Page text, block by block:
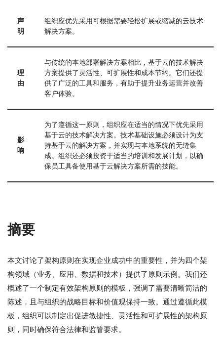
声
明
组织应优先采用可根据需要轻松扩展或缩减的云技术
解决方案。
理
由
与传统的本地部署解决方案相比，基于云的技术解决
方案提供了灵活性、可扩展性和成本节约。它们还提
供了广泛的工具和服务，有助于提升业务运营并改善
客户体验。
影
响
为了遵循这一原则，组织应在适当的情况下优先采用
基于云的技术解决方案。技术基础设施必须设计为支
持基于云的解决方案，并实现与本地系统的无缝集
成。组织还必须投资于适当的培训和发展计划，以确
保员工具备使用基于云解决方案所需的技能。
摘要
本文讨论了架构原则在实现企业成功中的重要性，并为四个架
构领域（业务、应用、数据和技术）提供了原则示例。我们还
概述了一个制定有效架构原则的模板，强调了需要清晰简洁的
陈述，且与组织的战略目标和价值观保持一致。通过遵循此模
板，组织可以制定出促进敏捷性、灵活性和可扩展性的架构原
则，同时确保符合法律和监管要求。